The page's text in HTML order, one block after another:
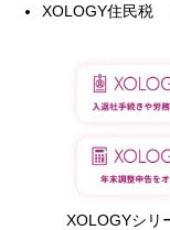
XOLOGY住民税
XOLOGYシリ